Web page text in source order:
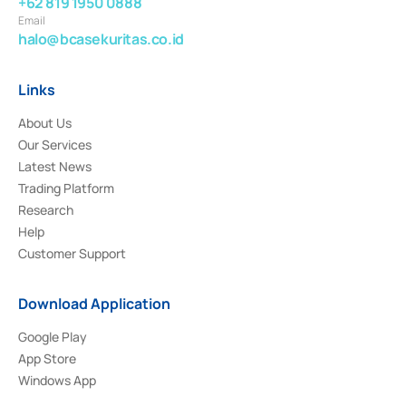
Email
halo@bcasekuritas.co.id
Links
About Us
Our Services
Latest News
Trading Platform
Research
Help
Customer Support
Download Application
Google Play
App Store
Windows App